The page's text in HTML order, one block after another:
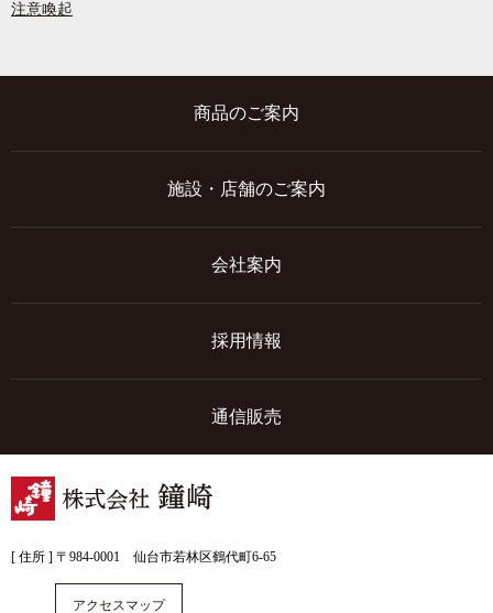
注意喚起
商品のご案内
施設・店舗のご案内
会社案内
採用情報
通信販売
[ 住所 ] 〒984-0001 仙台市若林区鶴代町6-65
アクセスマップ